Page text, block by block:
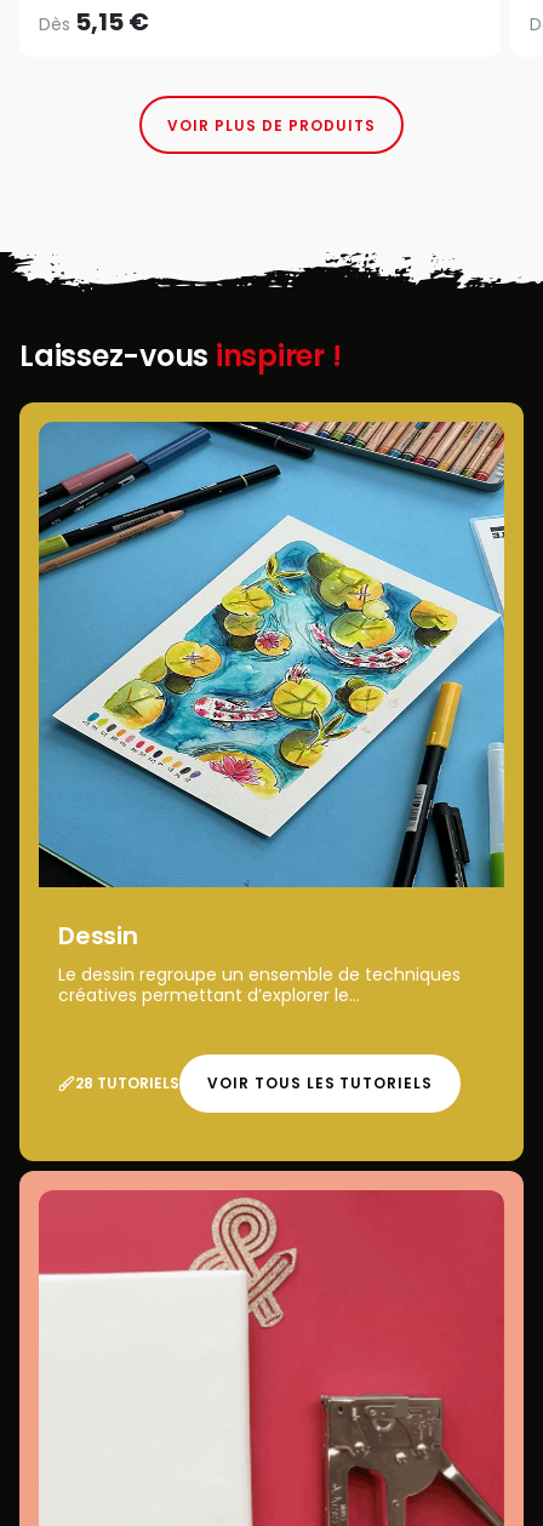
Dès 5,15 €
VOIR PLUS DE PRODUITS
Laissez-vous inspirer !
Dessin
Le dessin regroupe un ensemble de techniques
créatives permettant d’explorer le...
28 TUTORIELS VOIR TOUS LES TUTORIELS